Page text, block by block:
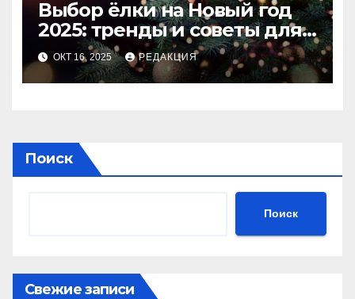
Выбор ёлки на Новый год
2025: тренды и советы для
идеального праздника
ОКТ 16, 2025 РЕДАКЦИЯ
Поиск
Поиск
Свежие записи